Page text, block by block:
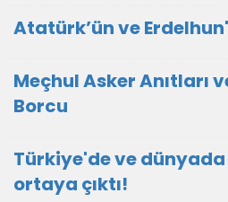
Atatürk’ün ve
Meçhul Asker Anıtları
Borcu
Türkiye'de ve dünyada
ortaya çıktı!